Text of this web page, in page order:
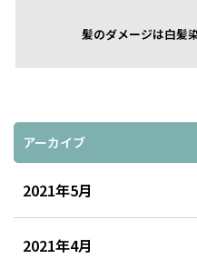
髪のダメージは白髪
アーカイブ
2021年5月
2021年4月